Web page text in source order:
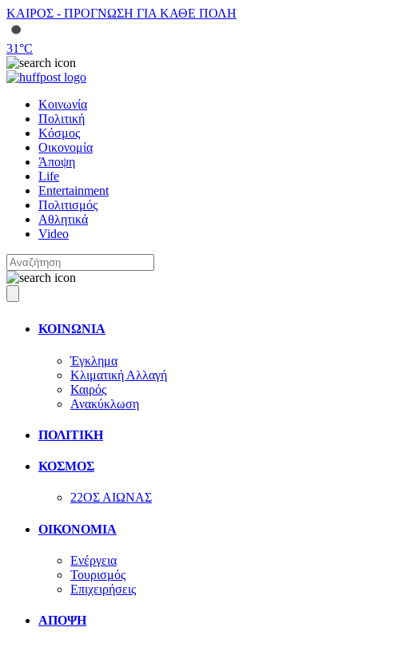
ΚΑΙΡΟΣ - ΠΡΟΓΝΩΣΗ ΓΙΑ ΚΑΘΕ ΠΟΛΗ
31°C
Κοινωνία
Πολιτική
Κόσμος
Οικονομία
Άποψη
Life
Entertainment
Πολιτισμός
Αθλητικά
Video
ΚΟΙΝΩΝΙΑ
Έγκλημα
Κλιματική Αλλαγή
Καιρός
Ανακύκλωση
ΠΟΛΙΤΙΚΗ
ΚΟΣΜΟΣ
22ΟΣ ΑΙΩΝΑΣ
ΟΙΚΟΝΟΜΙΑ
Ενέργεια
Τουρισμός
Επιχειρήσεις
ΑΠΟΨΗ